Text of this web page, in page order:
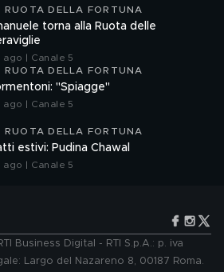
RUOTA DELLA FORTUNA
torna alla Ruota delle
ago | Canale 5
RUOTA DELLA FORTUNA
"Spiagge"
ago | Canale 5
RUOTA DELLA FORTUNA
estivi: Pudina Chawal
ago | Canale 5
Business Digital - RTI S.p.A.: p. iva
Largo del Nazareno 8, 00187 Roma.